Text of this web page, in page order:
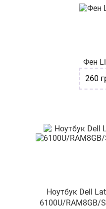
Фен
260
Ноутбук Dell
6100U/RAM8GB/